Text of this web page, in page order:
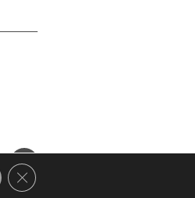
GDPR Cookie-Banner schließen